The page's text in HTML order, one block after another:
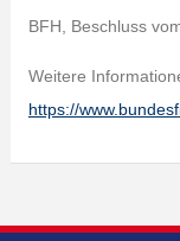
BFH, Beschluss
Weitere
https://